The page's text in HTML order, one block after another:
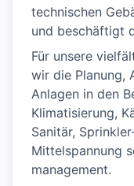
technischen
und beschäftigt
Für unsere
wir die Planung,
Anlagen in den
Klimatisierung,
Sanitär,
Mittelspannung
management.